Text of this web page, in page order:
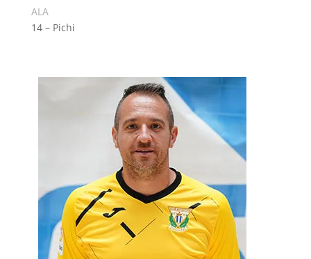
ALA
14 – Pichi